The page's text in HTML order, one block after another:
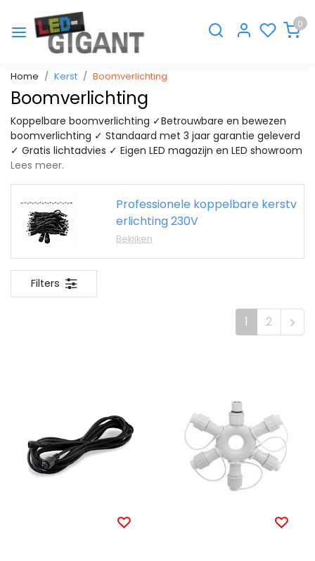
0
Home Kerst Boomverlichting
Boomverlichting
Koppelbare boomverlichting ✓Betrouwbare en bewezen
boomverlichting ✓ Standaard met 3 jaar garantie geleverd
✓ Gratis lichtadvies ✓ Eigen LED magazijn en LED showroom
Lees meer.
Professionele koppelbare kerstv
erlichting 230V
Bekijken
Filters
1 2